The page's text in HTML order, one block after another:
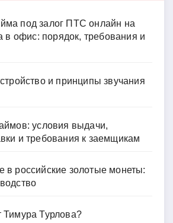
под залог ПТС онлайн на
в офис: порядок, требования и
и принципы звучания
условия выдачи,
и требования к заемщикам
в российские золотые монеты:
Турлова?